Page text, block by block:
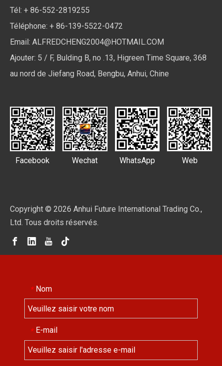
Tél: + 86-552-2819255
Téléphone: + 86-139-5522-0472
Email: ALFREDCHENG2004@HOTMAIL.COM
Ajouter: 5 / F, Bulding B, no .13, Higreen Time Square, 368
au nord de Jiefang Road, Bengbu, Anhui, Chine
Facebook Wechat WhatsApp Web
Copyright © 2026 Anhui Future International Trading Co.,
Ltd. Tous droits réservés.
* Nom
* E-mail